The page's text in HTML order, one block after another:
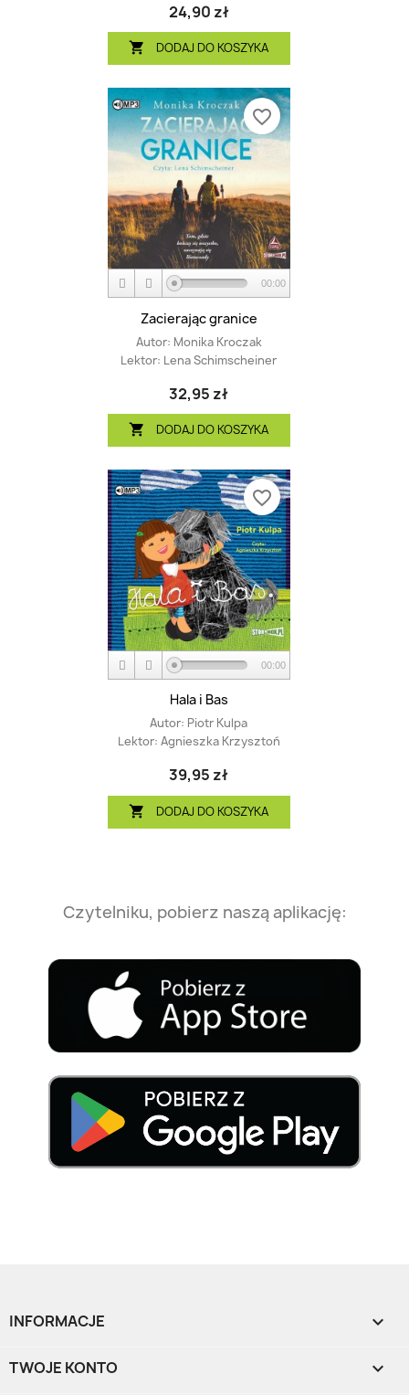
24,90 zł
 DODAJ DO KOSZYKA
00:00
Zacierając granice
Autor: Monika Kroczak
Lektor: Lena Schimscheiner
32,95 zł
 DODAJ DO KOSZYKA
favorite_border
00:00
Hala i Bas
Autor: Piotr Kulpa
Lektor: Agnieszka Krzysztoń
39,95 zł
 DODAJ DO KOSZYKA
favorite_border
Czytelniku, pobierz naszą aplikację:
INFORMACJE 
TWOJE KONTO 